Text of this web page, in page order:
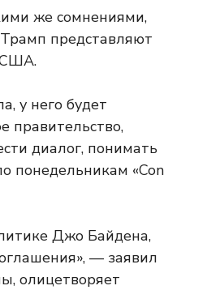
же сомнениями,
представляют
США.
у него будет
правительство,
диалог, понимать
понедельникам «Con
Джо Байдена,
— заявил
олицетворяет